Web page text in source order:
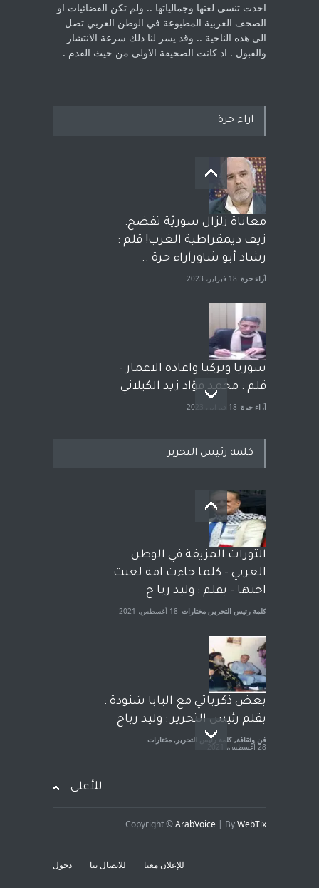
اخذت ‏تنسى لغتها وجمالياتها .. ولم تكن الفضائيات او
الصحف العربية المطبوعة في الوطن ‏العربي تصل
الى هذه الناحية .. وقد يسر لنا ذلك سرعة الانتشار
والقبول . اذ كانت ‏الصحيفة الاولى من حيث القدم . ‏
اراء حرة
معاناة زلزال سوريّة تفضح:
زيف ديمقراطية الغرب! قلم :
رشاد أبو شاورآراء حرة ..
آراء حرة 18 فبراير، 2023
سوريا وتركيا واعادة الاعمار -
قلم : محمد فؤاد زيد الكيلاني
آراء حرة 18 فبراير، 2023
بعد معارك قضائية طاحنة كتب
وترافع فيها بنفسه مرة اخرى..
الشيخ طارق يوسف يقهر
الحكومة الأمريكية ، فأعطوه
الجنسية عن يد وهم صاغرون،
آراء حرة مختارات 7 أبريل، 2023
كلمة رئيس التحرير
الثورات المزيفة في الوطن
العربي - كلما جاءت امة لعنت
اختها - بقلم : وليد ربا ح
كلمة رئيس التحرير , مختارات 18 أغسطس، 2021
بعض ذكرياتي مع البابا شنودة :
بقلم رئيس التحرير : وليد رباح
فن وثقافة, كلمة رئيس التحرير , مختارات
28 أغسطس، 2021
للأعلى
Copyright ©ArabVoice | ByWebTix
للإعلان معنا للاتصال بنا دخول